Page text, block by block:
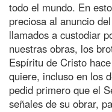
todo el mundo. En
preciosa al anuncio
llamados a custodiar
nuestras obras, los
Espíritu de Cristo
quiere, incluso en los
pedid primero que el
señales de su obrar,